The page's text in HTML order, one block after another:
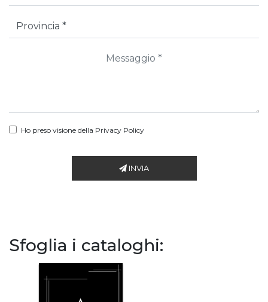
Ho preso visione della Privacy Policy
INVIA
Sfoglia i cataloghi: